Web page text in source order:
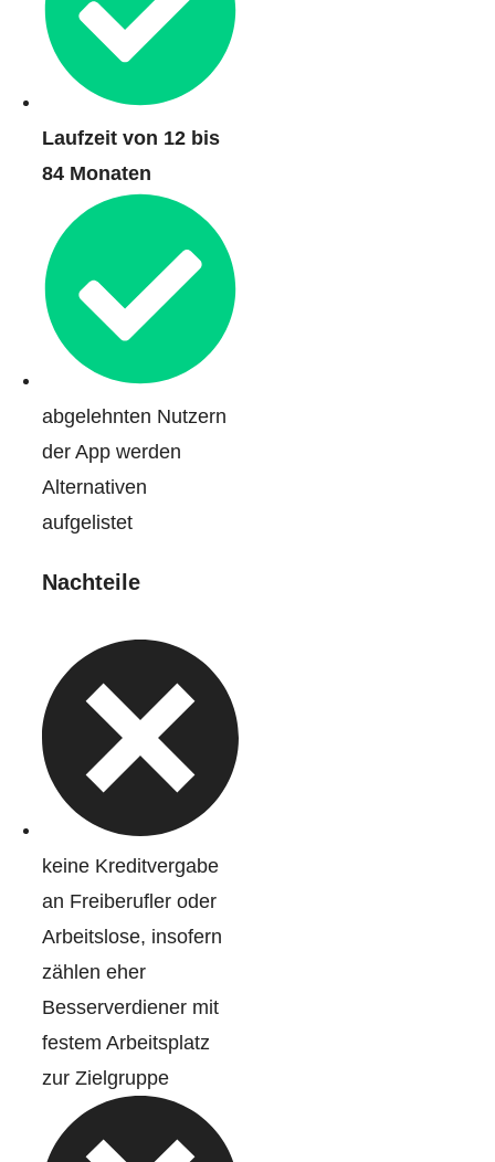
Laufzeit von 12 bis
84 Monaten
abgelehnten Nutzern
der App werden
Alternativen
aufgelistet
Nachteile
keine Kreditvergabe
an Freiberufler oder
Arbeitslose, insofern
zählen eher
Besserverdiener mit
festem Arbeitsplatz
zur Zielgruppe